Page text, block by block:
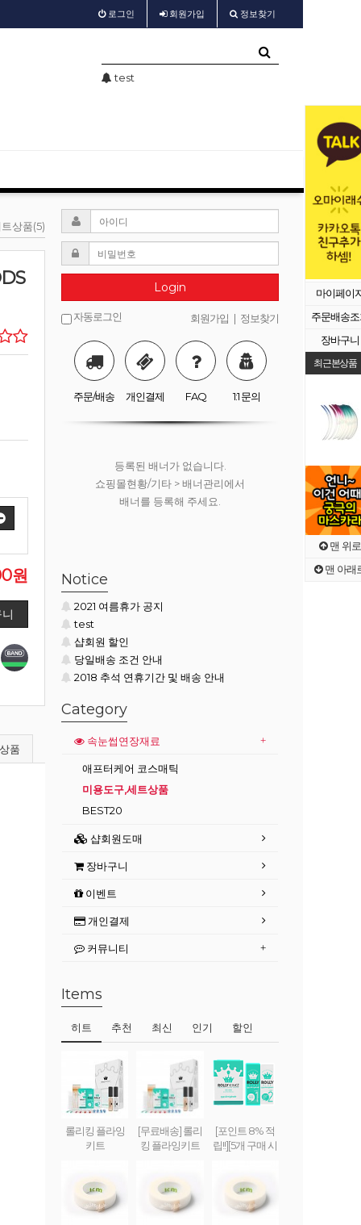
마이페이
주문배송
장바구니
최근본상품
맨 위로
맨 아래
로그인 회원가입 정보찾기
test
상품(5)
원
품
Login
자동로그인 회원가입 | 정보찾기
주문/배송 개인결제 FAQ 1:1 문의
등록된 배너가 없습니다.
쇼핑몰현황/기타 > 배너관리에서
배너를 등록해 주세요.
등록된 배너가 없습니다.
쇼핑몰현황/기타 > 배너관리에서
배너를 등록해 주세요.
쇼핑몰현황/기타 > 배너관리에서
배너를 등록해 주세요.
Notice
2021 여름휴가 공지
test
샵회원 할인
당일배송 조건 안내
2018 추석 연휴기간 및 배송 안내
Category
속눈썹연장재료
애프터케어 코스매틱
미용도구,세트상품
BEST20
샵회원도매
장바구니
이벤트
개인결제
커뮤니티
Items
히트 추천 최신 인기 할인
롤리킹 플라잉
키트
[무료배송] 롤리
킹 플라잉키트
[포인트 8% 적
립!!][5개 구매 시
(set) ROLLY KI
NG FLYING CR
EAM